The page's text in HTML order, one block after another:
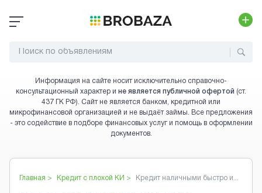
Информация на сайте носит исключительно справочно-
консультационный характер и не является публичной офертой (ст.
437 ГК РФ). Сайт не является банком, кредитной или
микрофинансовой организацией и не выдаёт займы. Все предложения
- это содействие в подборе финансовых услуг и помощь в оформлении
документов.
Главная > Кредит с плохой КИ > Кредит наличными быстро и...